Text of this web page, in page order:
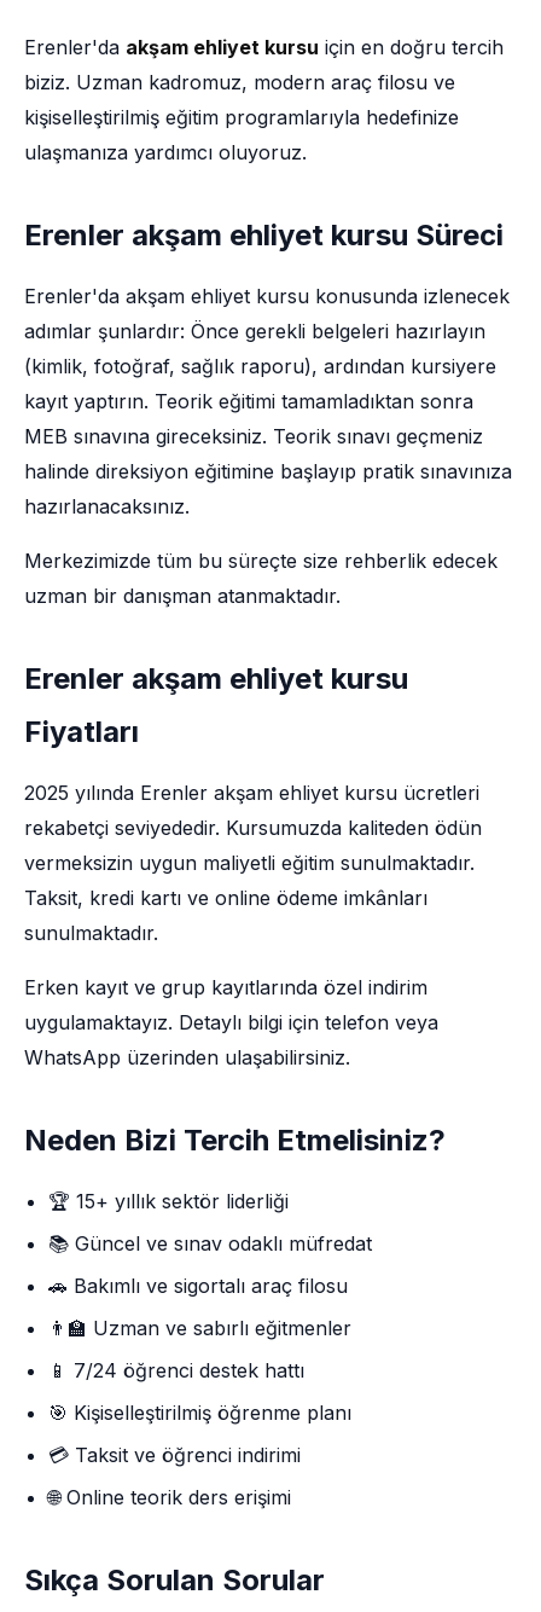
Erenler'da akşam ehliyet kursu için en doğru tercih
biziz. Uzman kadromuz, modern araç filosu ve
kişiselleştirilmiş eğitim programlarıyla hedefinize
ulaşmanıza yardımcı oluyoruz.
Erenler akşam ehliyet kursu Süreci
Erenler'da akşam ehliyet kursu konusunda izlenecek
adımlar şunlardır: Önce gerekli belgeleri hazırlayın
(kimlik, fotoğraf, sağlık raporu), ardından kursiyere
kayıt yaptırın. Teorik eğitimi tamamladıktan sonra
MEB sınavına gireceksiniz. Teorik sınavı geçmeniz
halinde direksiyon eğitimine başlayıp pratik sınavınıza
hazırlanacaksınız.
Merkezimizde tüm bu süreçte size rehberlik edecek
uzman bir danışman atanmaktadır.
Erenler akşam ehliyet kursu
Fiyatları
2025 yılında Erenler akşam ehliyet kursu ücretleri
rekabetçi seviyededir. Kursumuzda kaliteden ödün
vermeksizin uygun maliyetli eğitim sunulmaktadır.
Taksit, kredi kartı ve online ödeme imkânları
sunulmaktadır.
Erken kayıt ve grup kayıtlarında özel indirim
uygulamaktayız. Detaylı bilgi için telefon veya
WhatsApp üzerinden ulaşabilirsiniz.
Neden Bizi Tercih Etmelisiniz?
🏆 15+ yıllık sektör liderliği
📚 Güncel ve sınav odaklı müfredat
🚗 Bakımlı ve sigortalı araç filosu
👨‍🏫 Uzman ve sabırlı eğitmenler
📱 7/24 öğrenci destek hattı
🎯 Kişiselleştirilmiş öğrenme planı
💳 Taksit ve öğrenci indirimi
🌐 Online teorik ders erişimi
Sıkça Sorulan Sorular